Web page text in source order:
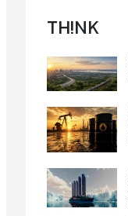
TH!NK